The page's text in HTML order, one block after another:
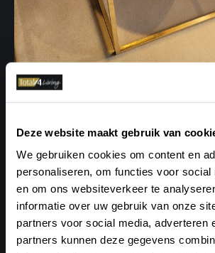
Deze website maakt gebruik van
We gebruiken cookies om content en
personaliseren, om functies voor social
en om ons websiteverkeer te
informatie over uw gebruik van onze
partners voor social media, adverteren
partners kunnen deze gegevens
ByLassen Kubus
ontwerp is van fantastische kwaliteit.
architect Mogens Lassen zijn
Functionalisme stroming. De lijnen zijn
ontwerpen tijdloos. Dit ontwerp komt
1962. Het is een ontwerp dat nooit uit de
Kleur: goud
Materiaal: Metaal